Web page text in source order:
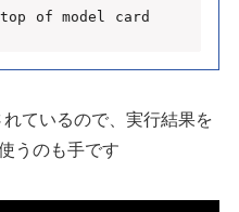
of model card
れているので、実行結果を
うのも手です